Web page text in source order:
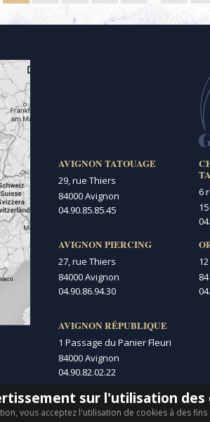
AVIGNON TATOUAGE
29, rue Thiers
84000 Avignon
04.90.85.85.45
AVIGNON PIERCING
27, rue Thiers
84000 Avignon
04.90.86.94.30
AVIGNON RÉPUBLIQUE
1 Passage du Panier Fleuri
84000 Avignon
04.90.82.02.22
6
sur l'utilisation des
vous acceptez l'utilisation de cookies à des